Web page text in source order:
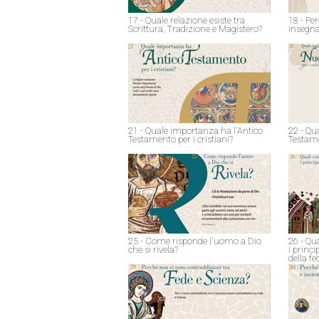
17 - Quale relazione esiste tra
Scrittura, Tradizione e Magistero?
18 -
21 - Quale importanza ha l'Antico
Testamento per i cristiani?
22 -
25 - Come risponde l'uomo a Dio
che si rivela?
26 -
i
della